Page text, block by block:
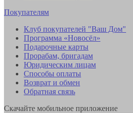
Покупателям
Клуб покупателей "Ваш Дом"
Программа «Новосёл»
Подарочные карты
Прорабам, бригадам
Юридическим лицам
Способы оплаты
Возврат и обмен
Обратная связь
Скачайте мобильное приложение